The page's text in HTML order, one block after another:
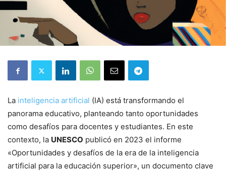
La inteligencia artificial (IA) está transformando el
panorama educativo, planteando tanto oportunidades
como desafíos para docentes y estudiantes. En este
contexto, la UNESCO publicó en 2023 el informe
«Oportunidades y desafíos de la era de la inteligencia
artificial para la educación superior», un documento clave